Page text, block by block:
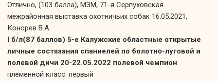
Отлично, (103 балла), МЗМ, 71-я Серпуховская
межрайонная выставка охотничьих собак 16.05.2021,
Конорев В.А.
I б/л(87 баллов) 5-е Калужские областные открытые
личные состязания спаниелей по болотно-луговой и
полевой дичи 20-22.05.2022 полевой чемпион
племенной класс: первый